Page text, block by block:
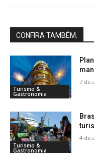
CONFIRA TAMBÉM:
Turismo &
Gastronomia
7 de
Turismo &
Gastronomia
4 de